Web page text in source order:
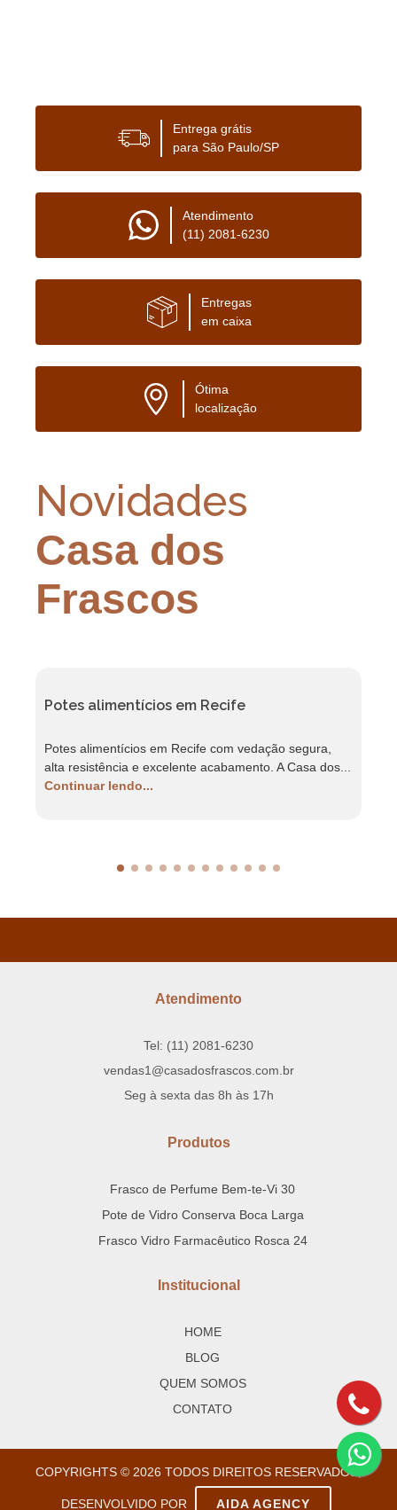
Entrega grátis
para São Paulo/SP
Atendimento
(11) 2081-6230
Entregas
em caixa
Ótima
localização
Novidades
Casa dos
Frascos
Potes alimentícios em Recife
Potes alimentícios em Recife com vedação segura,
alta resistência e excelente acabamento. A Casa dos...
Continuar lendo...
Atendimento
Tel: (11) 2081-6230
vendas1@casadosfrascos.com.br
Seg à sexta das 8h às 17h
Produtos
Frasco de Perfume Bem-te-Vi 30
Pote de Vidro Conserva Boca Larga
Frasco Vidro Farmacêutico Rosca 24
Institucional
HOME
BLOG
QUEM SOMOS
CONTATO
COPYRIGHTS © 2026 TODOS DIREITOS RESERVADOS,
DESENVOLVIDO POR AIDA AGENCY